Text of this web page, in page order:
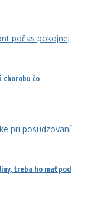
chorobu čo
treba ho mať pod